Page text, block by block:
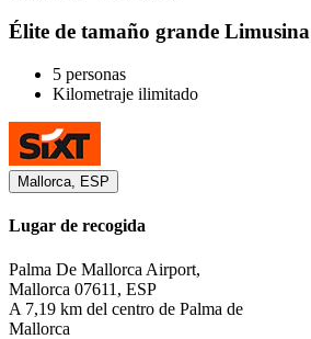
Élite de tamaño grande Limusina
5 personas
Kilometraje ilimitado
Mallorca, ESP
Lugar de recogida
Palma De Mallorca Airport,
Mallorca 07611, ESP
A 7,19 km del centro de Palma de
Mallorca